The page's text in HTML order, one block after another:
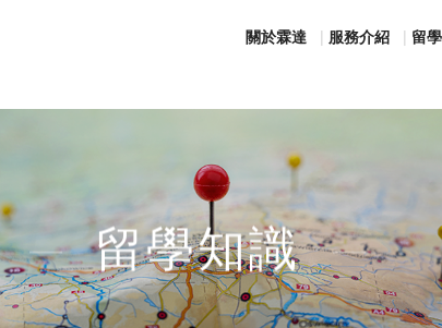
關於霖達 服務介紹 留
留學知識